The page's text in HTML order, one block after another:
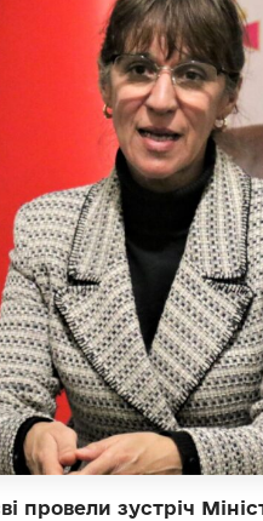
провели зустріч